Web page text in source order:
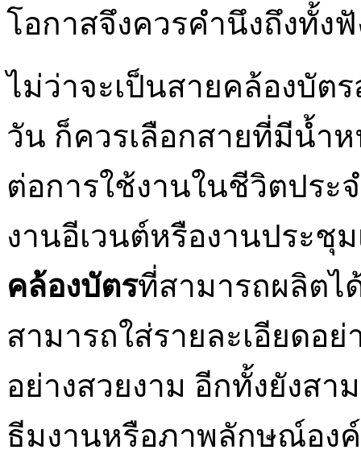
โอกาสจึงควรคำนึงถึงทั้
ไม่ว่าจะเป็นสายคล้องบัต
วัน ก็ควรเลือกสายที่มีน้ำ
ต่อการใช้งานในชีวิตปร
งานอีเวนต์หรืองานประชุ
คล้องบัตรที่สามารถผลิตไ
สามารถใส่รายละเอียดอ
อย่างสวยงาม อีกทั้งยังส
ธีมงานหรือภาพลักษณ์อง